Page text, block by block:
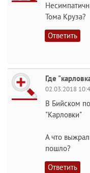
Тома Круза?
Ответить
Где
02.03.2018
В Бийском
"Карловки"
А что
пошло?
Ответить